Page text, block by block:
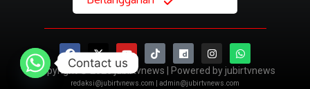
Copyright © 2026 jubirtvnews | Powered by jubirtvnews
redaksi@jubirtvnews.com | admin@jubirtvnews.com
Contact us